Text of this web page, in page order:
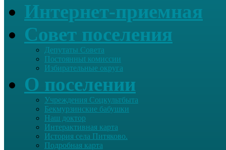
Интернет-приемная
Совет поселения
Депутаты Совета
Постоянныt комиссии
Избирательные округа
О поселении
Учреждения Соцкультбыта
Бекмурзинские бабушки
Наш доктор
Интерактивная карта
История села Питяково.
Подробная карта